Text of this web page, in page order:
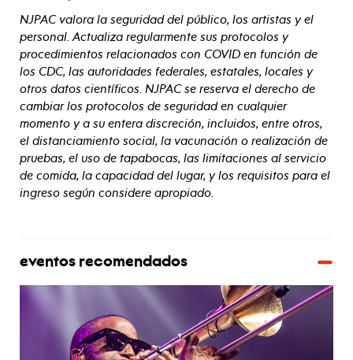
NJPAC valora la seguridad del público, los artistas y el
personal. Actualiza regularmente sus protocolos y
procedimientos relacionados con COVID en función de
los CDC, las autoridades federales, estatales, locales y
otros datos científicos. NJPAC se reserva el derecho de
cambiar los protocolos de seguridad en cualquier
momento y a su entera discreción, incluidos, entre otros,
el distanciamiento social, la vacunación o realización de
pruebas, el uso de tapabocas, las limitaciones al servicio
de comida, la capacidad del lugar, y los requisitos para el
ingreso según considere apropiado.
eventos recomendados